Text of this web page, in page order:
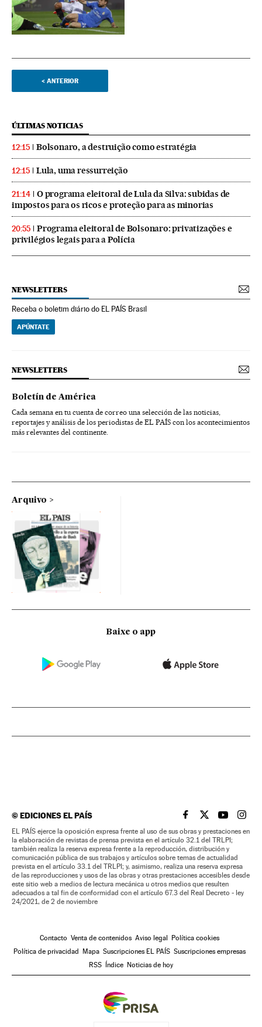
< ANTERIOR
ÚLTIMAS NOTICIAS
12:15 Bolsonaro, a destruição como estratégia
12:15 Lula, uma ressurreição
21:14
O programa eleitoral de Lula da Silva: subidas de
impostos para os ricos e proteção para as minorias
20:55
Programa eleitoral de Bolsonaro: privatizações e
privilégios legais para a Polícia
NEWSLETTERS
Receba o boletim diário do EL PAÍS Brasil
APÚNTATE
NEWSLETTERS
Boletín de América
Cada semana en tu cuenta de correo una selección de las noticias,
reportajes y análisis de los periodistas de EL PAÍS con los acontecimientos
más relevantes del continente.
Arquivo
Baixe o app
©EDICIONES EL PAÍS EL PAÍS BRASIL EN
EL PAÍSEL PAÍS
EL
EL PAÍS ejerce la oposición expresa frente al uso de sus obras y prestaciones en
la elaboración de revistas de prensa prevista en el artículo 32.1 del TRLPI;
también realiza la reserva expresa frente a la reproducción, distribución y
comunicación pública de sus trabajos y artículos sobre temas de actualidad
prevista en el artículo 33.1 del TRLPI; y, asimismo, realiza una reserva expresa
de las reproducciones y usos de las obras y otras prestaciones accesibles desde
este sitio web a medios de lectura mecánica u otros medios que resulten
adecuados a tal fin de conformidad con el artículo 67.3 del Real Decreto - ley
24/2021, de 2 de noviembre
Contacto Venta de contenidos Aviso legal
Política cookies
Política de privacidad
Mapa Suscripciones EL PAÍS Suscripciones empresas
RSS
Índice Noticias de hoy